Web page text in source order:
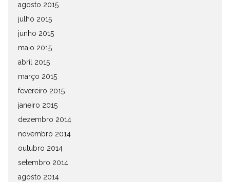
agosto 2015
julho 2015
junho 2015
maio 2015
abril 2015
março 2015
fevereiro 2015
janeiro 2015
dezembro 2014
novembro 2014
outubro 2014
setembro 2014
agosto 2014